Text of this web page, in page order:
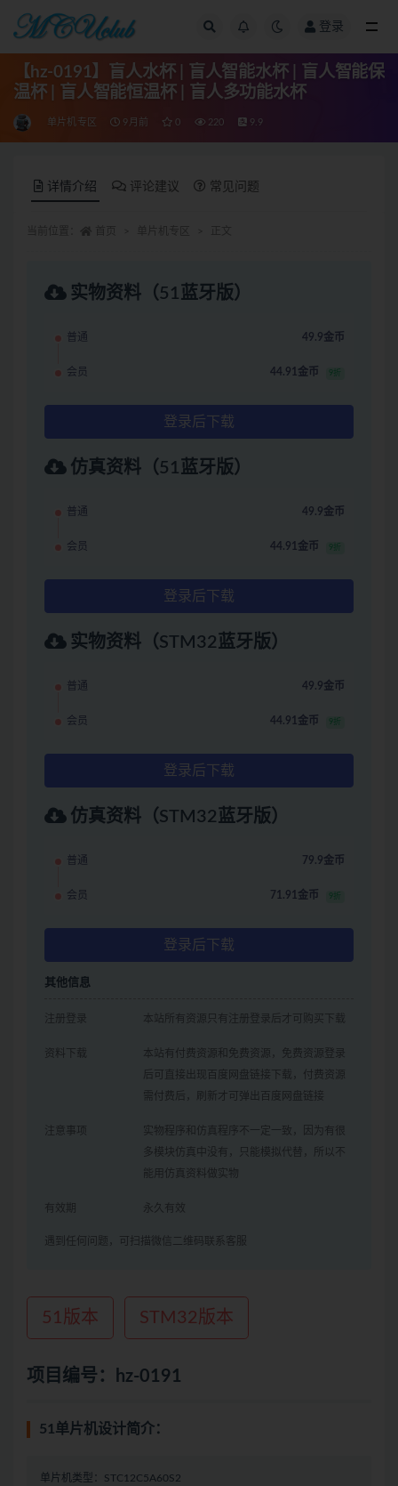
登录
【hz-0191】盲人水杯 | 盲人智能水杯 | 盲人智能保
温杯 | 盲人智能恒温杯 | 盲人多功能水杯
单片机专区 9月前 0 220 9.9
详情介绍 评论建议 常见问题
实物资料（51蓝牙版）
普通 49.9金币
会员 44.91金币 9折
登录后下载
仿真资料（51蓝牙版）
普通 49.9金币
会员 44.91金币 9折
登录后下载
实物资料（STM32蓝牙版）
普通 49.9金币
会员 44.91金币 9折
登录后下载
仿真资料（STM32蓝牙版）
普通 79.9金币
会员 71.91金币 9折
登录后下载
其他信息
注册登录 本站所有资源只有注册登录后才可购买下载
资料下载
本站有付费资源和免费资源，免费资源登录
后可直接出现百度网盘链接下载，付费资源
需付费后，刷新才可弹出百度网盘链接
注意事项
实物程序和仿真程序不一定一致，因为有很
多模块仿真中没有，只能模拟代替，所以不
能用仿真资料做实物
有效期 永久有效
遇到任何问题，可扫描微信二维码联系客服
51版本 STM32版本
项目编号：hz-0191
51单片机设计简介：
单片机类型：STC12C5A60S2